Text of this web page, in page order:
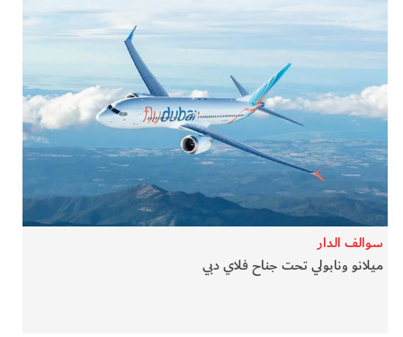
فيديو
كل الأقسام
أبناء الديرة
الفرجان
تكنولوجيا
من العالم
سوالف الدار
ميلانو ونابولي تحت جناح فلاي دبي